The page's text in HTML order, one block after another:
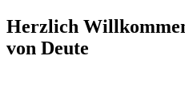
Herzlich
von Deute